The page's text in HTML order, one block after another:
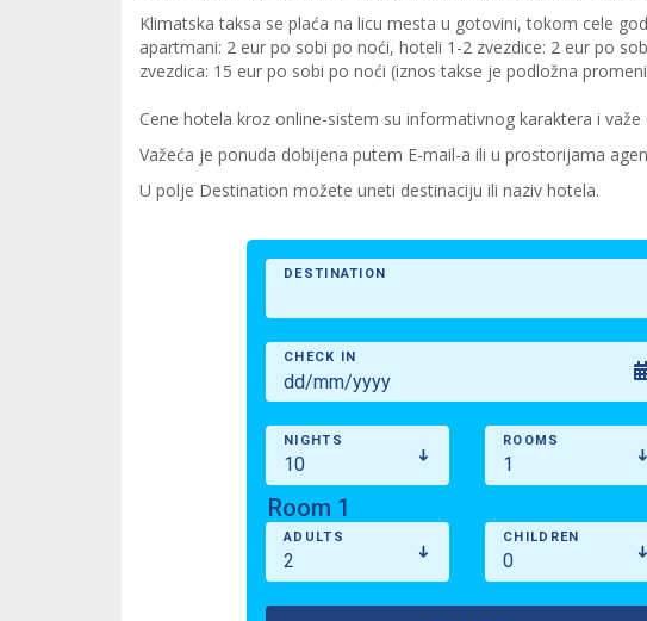
Klimatska taksa se plaća na licu mesta u gotovini, tokom cele
apartmani: 2 eur po sobi po noći, hoteli 1-2 zvezdice: 2 eur po
zvezdica: 15 eur po sobi po noći (iznos takse je podložna
Cene hotela kroz online-sistem su informativnog karaktera i
Važeća je ponuda dobijena putem E-mail-a ili u prostorijama
U polje Destination možete uneti destinaciju ili naziv hotela.